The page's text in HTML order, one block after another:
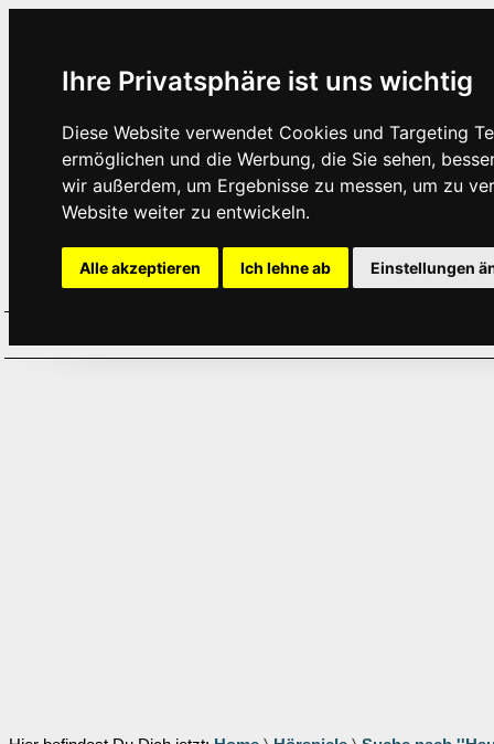
Ihre Privatsphäre ist uns wichtig
Diese Website verwendet Cookies und Targeting
ermöglichen und die Werbung, die Sie sehen,
wir außerdem, um Ergebnisse zu messen, um zu
Website weiter zu entwickeln.
Alle akzeptieren Ich lehne ab Einstellungen